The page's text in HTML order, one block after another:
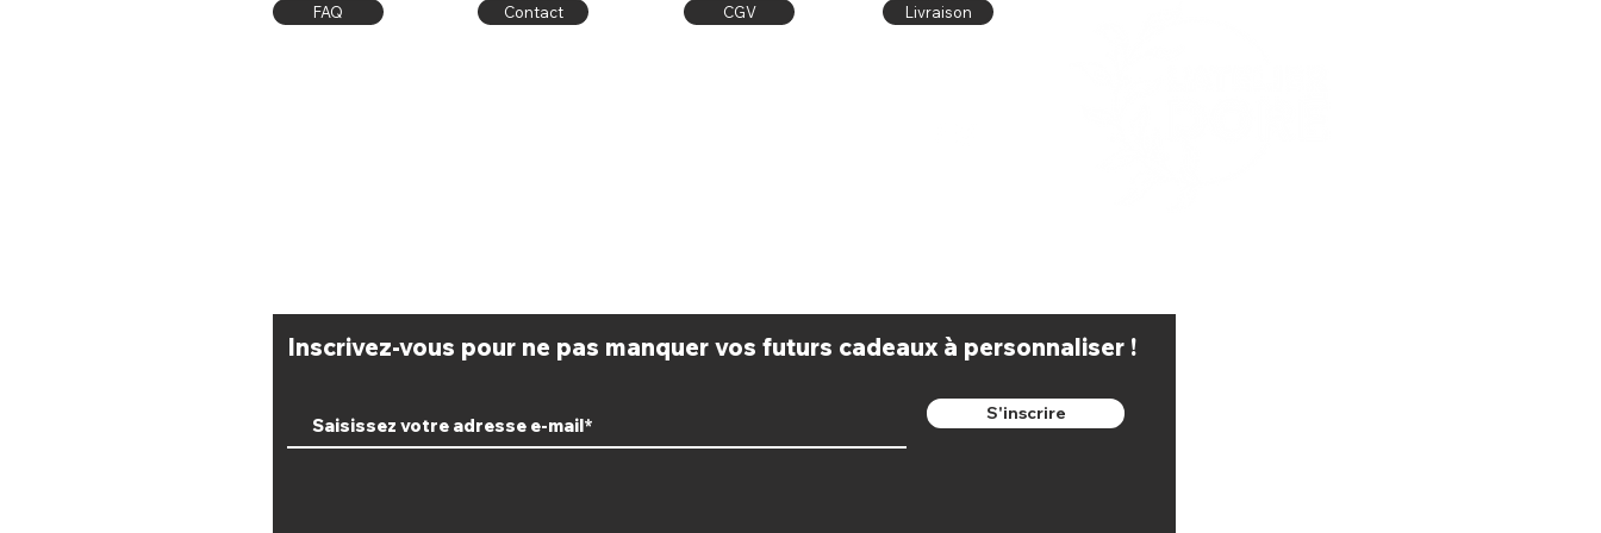
FAQ Contact CGV Livraison
​Inscrivez-vous pour ne pas manquer vos futurs cadeaux à personnaliser !
S'inscrire